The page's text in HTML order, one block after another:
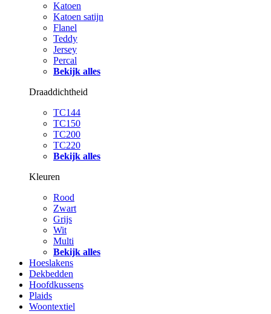
Katoen
Katoen satijn
Flanel
Teddy
Jersey
Percal
Bekijk alles
Draaddichtheid
TC144
TC150
TC200
TC220
Bekijk alles
Kleuren
Rood
Zwart
Grijs
Wit
Multi
Bekijk alles
Hoeslakens
Dekbedden
Hoofdkussens
Plaids
Woontextiel